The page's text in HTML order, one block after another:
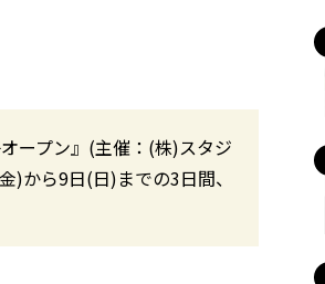
ープン』(主催：(株)スタジ
から9日(日)までの3日間、